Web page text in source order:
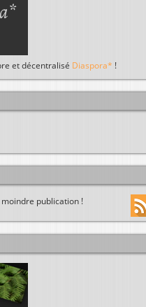
et décentralisé Diaspora* !
publication !